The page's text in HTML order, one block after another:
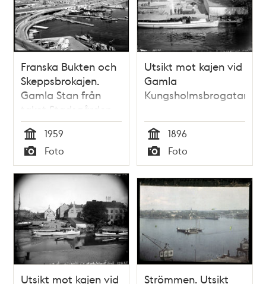
Franska Bukten och
Skeppsbrokajen.
Gamla Stan från
taket Stadsgården
10
Tid
1959
Typ
Foto
Utsikt mot kajen vid
Gamla
Kungsholmsbrogatan
Tid
1896
Typ
Foto
Utsikt mot kajen vid
Strömmen. Utsikt